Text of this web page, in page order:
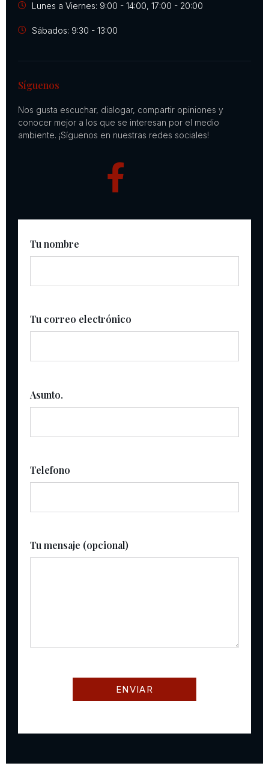
Lunes a Viernes: 9:00 - 14:00, 17:00 - 20:00
Sábados: 9:30 - 13:00
Síguenos
Nos gusta escuchar, dialogar, compartir opiniones y
conocer mejor a los que se interesan por el medio
ambiente. ¡Síguenos en nuestras redes sociales!
Tu nombre
Tu correo electrónico
Asunto.
Telefono
Tu mensaje (opcional)